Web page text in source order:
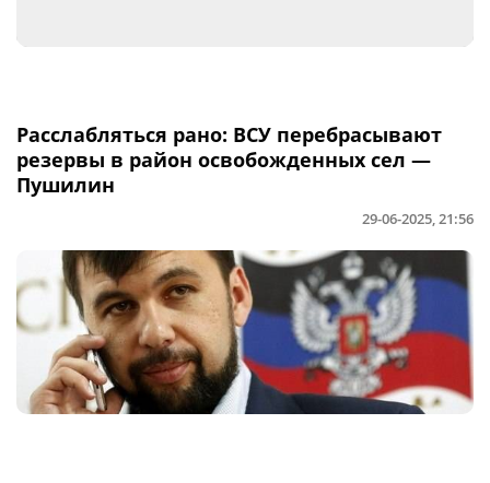
Расслабляться рано: ВСУ перебрасывают
резервы в район освобожденных сел —
Пушилин
29-06-2025, 21:56